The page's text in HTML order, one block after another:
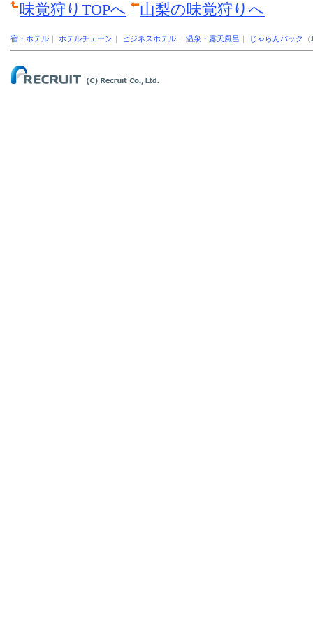
味覚狩りTOPへ 山梨の味覚狩りへ
宿・ホテル ホテルチェーン ビジネスホテル 温泉・露天風呂 じゃらんパック （